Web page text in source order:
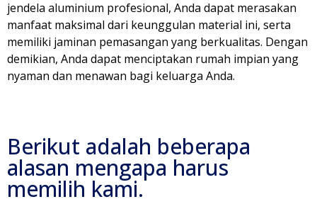
jendela aluminium profesional, Anda dapat merasakan
manfaat maksimal dari keunggulan material ini, serta
memiliki jaminan pemasangan yang berkualitas. Dengan
demikian, Anda dapat menciptakan rumah impian yang
nyaman dan menawan bagi keluarga Anda.
Berikut adalah beberapa
alasan mengapa harus
memilih kami.